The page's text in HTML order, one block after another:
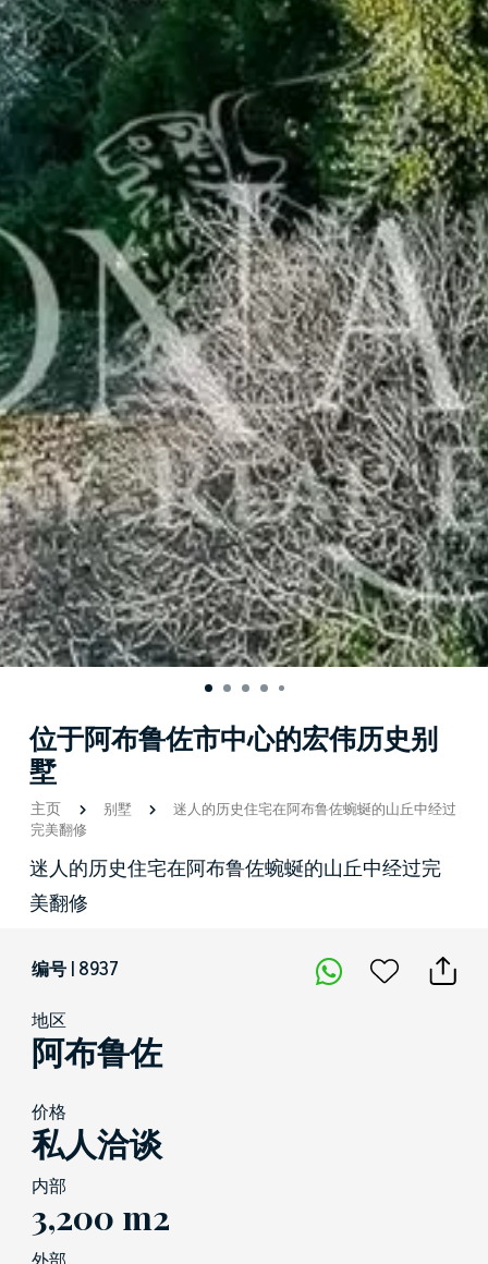
位于阿布鲁佐市中心的宏伟历史别
墅
主页 别墅
迷人的历史住宅在阿布鲁佐蜿蜒的山丘中经过
完美翻修
迷人的历史住宅在阿布鲁佐蜿蜒的山丘中经过完
美翻修
编号 | 8937
地区
阿布鲁佐
价格
私人洽谈
内部
3,200 m2